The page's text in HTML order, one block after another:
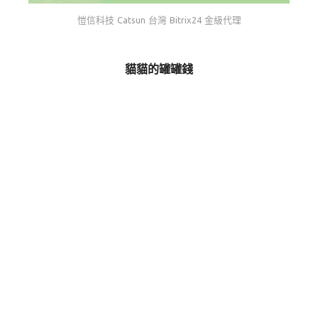
愷信科技 Catsun 台灣 Bitrix24 金級代理
貓貓的罐罐錢